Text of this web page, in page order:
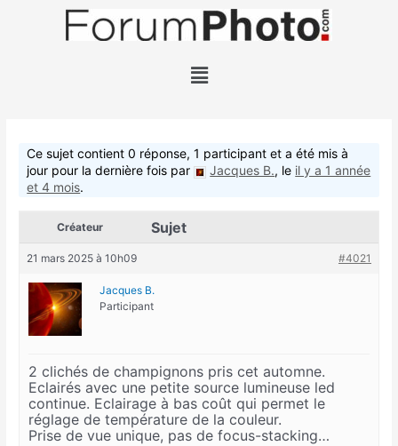
Menu
Ce sujet contient 0 réponse, 1 participant et a été mis à
jour pour la dernière fois par
Jacques B., le il y a 1 année
et 4 mois.
Créateur Sujet
21 mars 2025 à 10h09 #4021
Jacques B.
Participant
2 clichés de champignons pris cet automne.
Eclairés avec une petite source lumineuse led
continue. Eclairage à bas coût qui permet le
réglage de température de la couleur.
Prise de vue unique, pas de focus-stacking…